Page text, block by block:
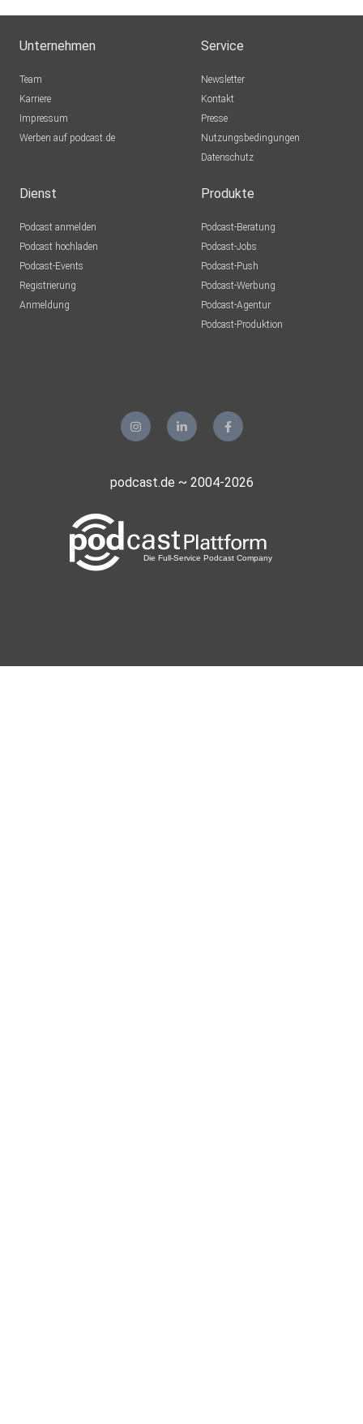
Unternehmen
Team
Karriere
Impressum
Werben auf podcast.de
Service
Newsletter
Kontakt
Presse
Nutzungsbedingungen
Datenschutz
Dienst
Podcast anmelden
Podcast hochladen
Podcast-Events
Registrierung
Anmeldung
Produkte
Podcast-Beratung
Podcast-Jobs
Podcast-Push
Podcast-Werbung
Podcast-Agentur
Podcast-Produktion
podcast.de ~ 2004-2026